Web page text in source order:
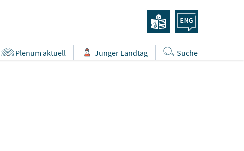
Plenum aktuell Junger Landtag Suche